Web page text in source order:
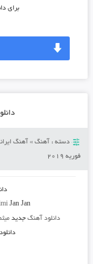
برای
دسته : آهنگ» آهنگ
فوریه 2019
Jan Jan
دانلود آهنگجدید